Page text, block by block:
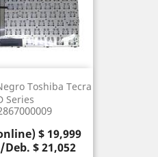
Toshiba Tecra
Series
$ 19,999
$ 21,052